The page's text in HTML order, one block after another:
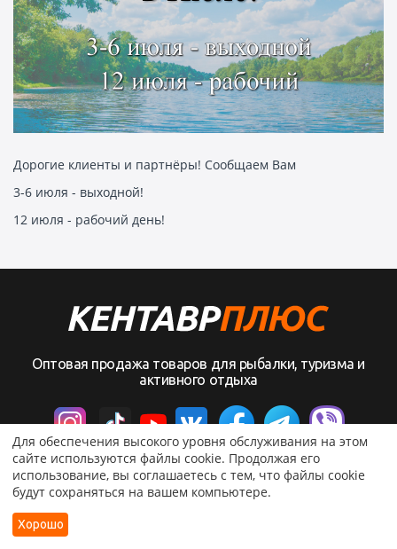
Дорогие клиенты и партнёры! Сообщаем Вам
3-6 июля - выходной!
12 июля - рабочий день!
Оптовая продажа товаров для рыбалки, туризма и
активного отдыха
© ООО “КентаврПлюс”, 2008-2026.
Главная
Для обеспечения высокого уровня обслуживания на этом
сайте используются файлы cookie. Продолжая его
использование, вы соглашаетесь с тем, что файлы cookie
будут сохраняться на вашем компьютере.
Хорошо